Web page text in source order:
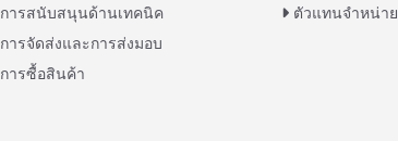
การสนับสนุนด้านเทคนิค
การจัดส่งและการส่งมอบ
การซื้อสินค้า
ตัวแทนจำหน่าย